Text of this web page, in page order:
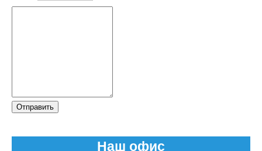
Отправить
Наш офис